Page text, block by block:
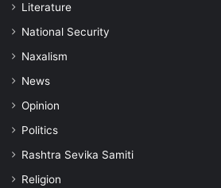
Literature
National Security
Naxalism
News
Opinion
Politics
Rashtra Sevika Samiti
Religion